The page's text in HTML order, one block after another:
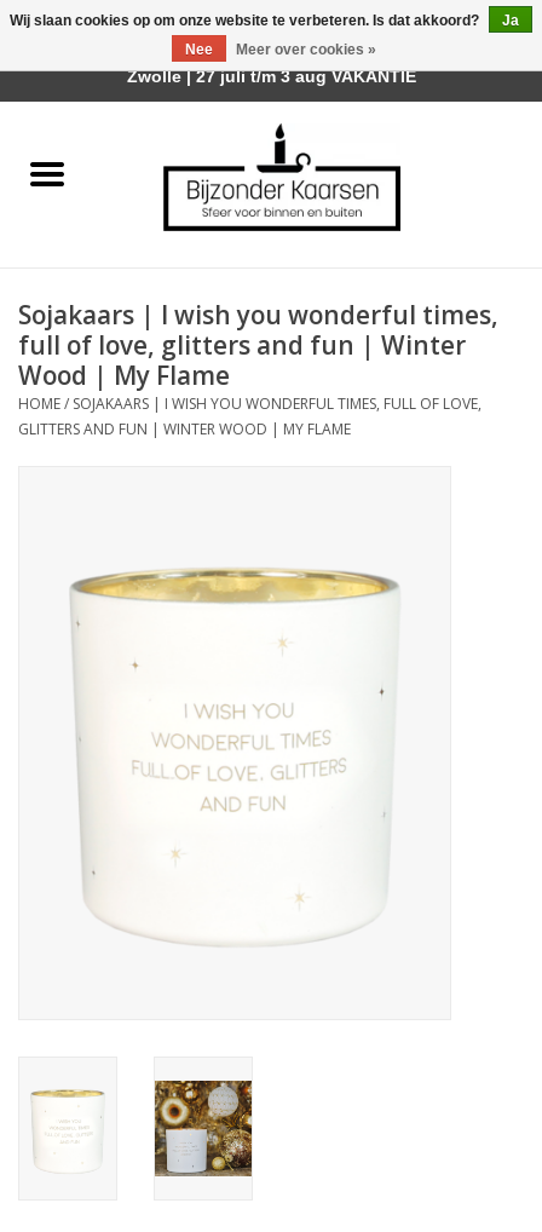
Räder Design Stories
Geurkaarsen
Tafelhaarden
LED Kaarsen
Kaarsen accessoires
Relatiegeschenken & Bedankjes
Sojakaars | I wish you wonderful times,
full of love, glitters and fun | Winter
Wood | My Flame
HOME/ SOJAKAARS | I WISH YOU WONDERFUL TIMES, FULL OF LOVE,
GLITTERS AND FUN | WINTER WOOD | MY FLAME
Wij slaan cookies op om onze website te verbeteren. Is dat akkoord?
Ja
Nee
Meer over cookies »
Afhalen is mogelijk bij mijn winkel Trotz | Belvederelaan 107
Zwolle | 27 juli t/m 3 aug VAKANTIE